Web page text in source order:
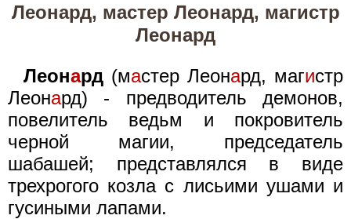
Леонард, мастер Леонард, магистр
Леонард
Леонард (мастер Леонард, магистр
Леонард) - предводитель демонов,
повелитель ведьм и покровитель
черной магии, председатель
шабашей; представлялся в виде
трехрогого козла с лисьими ушами и
гусиными лапами.